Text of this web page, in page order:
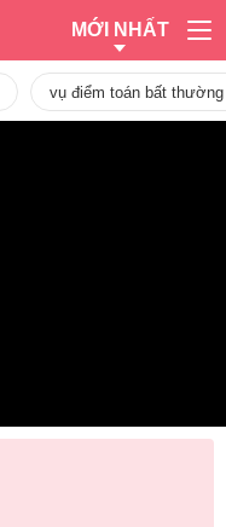
MỚI NHẤT
vụ điểm toán bất